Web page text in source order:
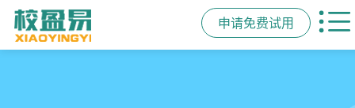
申请免费试用